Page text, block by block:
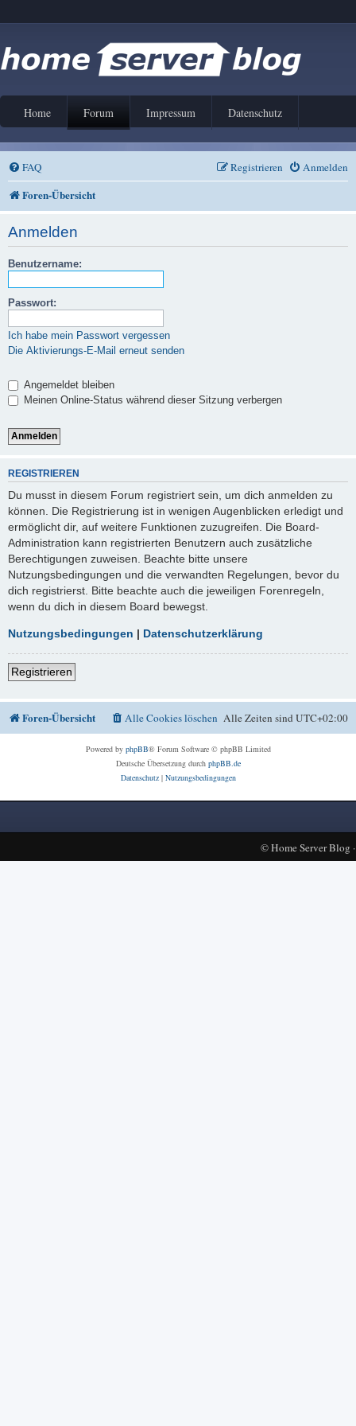
Home Forum Impressum Datenschutz
FAQ Anmelden
Registrieren
Foren-Übersicht
Anmelden
Benutzername:
Passwort:
Ich habe mein Passwort vergessen
Die Aktivierungs-E-Mail erneut senden
Angemeldet bleiben
Meinen Online-Status während dieser Sitzung verbergen
REGISTRIEREN
Du musst in diesem Forum registriert sein, um dich anmelden zu
können. Die Registrierung ist in wenigen Augenblicken erledigt und
ermöglicht dir, auf weitere Funktionen zuzugreifen. Die Board-
Administration kann registrierten Benutzern auch zusätzliche
Berechtigungen zuweisen. Beachte bitte unsere
Nutzungsbedingungen und die verwandten Regelungen, bevor du
dich registrierst. Bitte beachte auch die jeweiligen Forenregeln,
wenn du dich in diesem Board bewegst.
Nutzungsbedingungen | Datenschutzerklärung
Registrieren
Foren-Übersicht Alle Zeiten sindUTC+02:00
Alle Cookies löschen
Powered by phpBB® Forum Software © phpBB Limited
Deutsche Übersetzung durch phpBB.de
Datenschutz| Nutzungsbedingungen
©Home Server Blog